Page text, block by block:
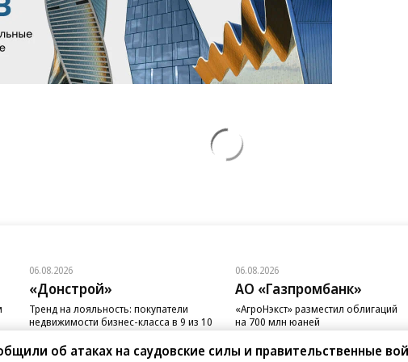
06.08.2026
«Донстрой»
Тренд на лояльность: покупатели
недвижимости бизнес-класса в 9 из 10
случаев остаются в сегменте
06.08.2026
АО «Газпромбанк»
«АгроНэкст» разместил облигаций
на 700 млн юаней
об атаках на саудовские силы и правительственные